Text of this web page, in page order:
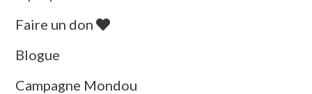
Faire un don
Blogue
Campagne Mondou